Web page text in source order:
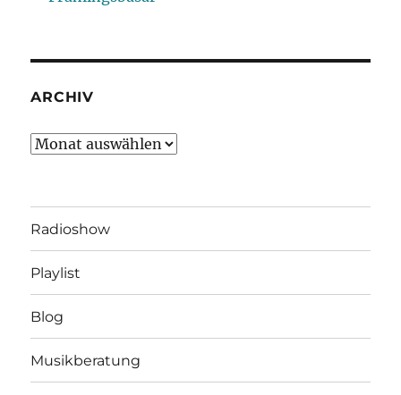
ARCHIV
Archiv
Radioshow
Playlist
Blog
Musikberatung